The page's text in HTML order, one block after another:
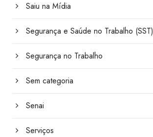
Saiu na Mídia
Segurança e Saúde no Trabalho (SST)
Segurança no Trabalho
Sem categoria
Senai
Serviços